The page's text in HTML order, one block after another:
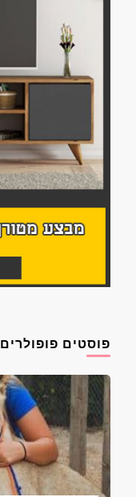
פוסטים פופולרים